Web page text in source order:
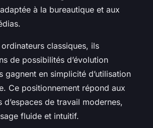
à la bureautique et aux
classiques, ils
de possibilités d’évolution
gagnent en simplicité d’utilisation
Ce positionnement répond aux
d’espaces de travail modernes,
fluide et intuitif.